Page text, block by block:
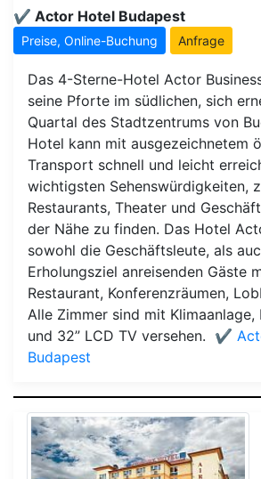
✔️ Actor Hotel Budapest
Preise, Online-Buchung Anfrage
Das 4-Sterne-Hotel Actor
seine Pforte im südlichen, sich
Quartal des Stadtzentrums von
Hotel kann mit ausgezeichnetem
Transport schnell und leicht
wichtigsten Sehenswürdigkeiten,
Restaurants, Theater und
der Nähe zu finden. Das Hotel
sowohl die Geschäftsleute, als
Erholungsziel anreisenden Gäste
Restaurant, Konferenzräumen,
Alle Zimmer sind mit Klimaanlage,
und 32” LCD TV versehen. ✔️
Budapest